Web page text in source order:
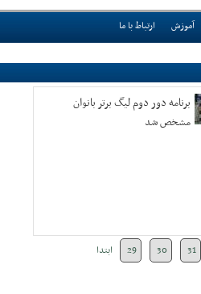
آموزش ارتباط با ما
برنامه دور دوم لیگ برتر بانوان
مشخص شد
29 30 31 ابتدا